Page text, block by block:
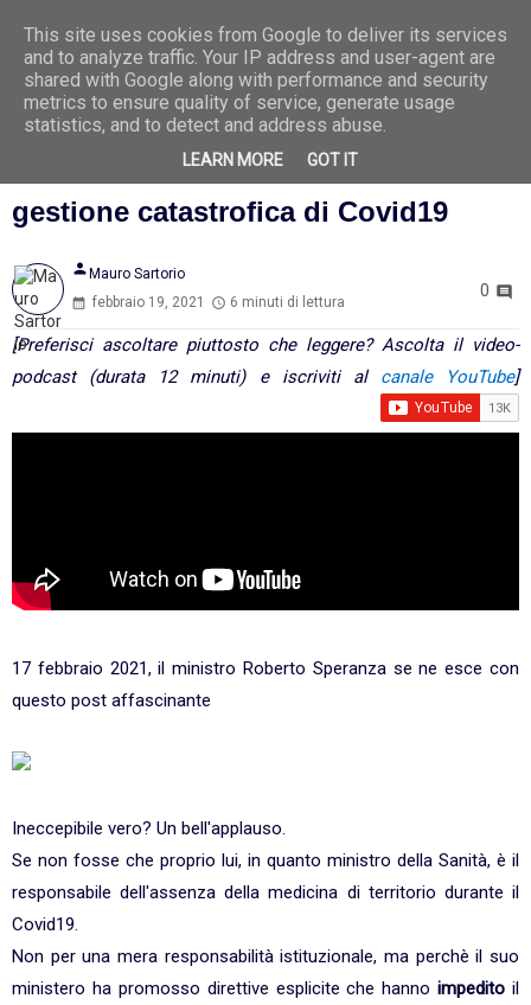
7 Ago
2026
Il ministero si rifà il trucco sulla
gestione catastrofica di Covid19
person Mauro Sartorio
febbraio 19, 2021
6 minuti di lettura
0
[Preferisci ascoltare piuttosto che leggere? Ascolta il video-
podcast (durata 12 minuti) e iscriviti al canale YouTube]
17 febbraio 2021, il ministro Roberto Speranza se ne esce con
questo post affascinante
Ineccepibile vero? Un bell'applauso.
Se non fosse che proprio lui, in quanto ministro della Sanità, è il
responsabile dell'assenza della medicina di territorio durante il
Covid19.
Non per una mera responsabilità istituzionale, ma perchè il suo
ministero ha promosso direttive esplicite che hannoimpedito il
This site uses cookies from Google to deliver its services
and to analyze traffic. Your IP address and user-agent are
shared with Google along with performance and security
metrics to ensure quality of service, generate usage
statistics, and to detect and address abuse.
LEARN MORE GOT IT